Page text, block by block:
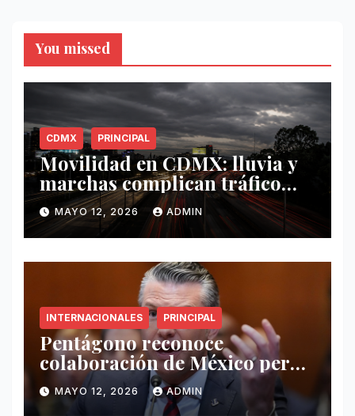
You missed
CDMX PRINCIPAL
Movilidad en CDMX: lluvia y
marchas complican tráfico
este 12 de mayo
MAYO 12, 2026 ADMIN
INTERNACIONALES PRINCIPAL
Pentágono reconoce
colaboración de México pero
exige mayor operatividad
antidrogas
MAYO 12, 2026 ADMIN